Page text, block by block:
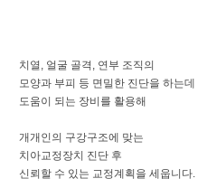
​​치열, 얼굴 골격, 연부 조직의
모양과 부피 등 면밀한 진단을 하는데
도움이 되는 장비를 활용해
개개인의 구강구조에 맞는
치아교정장치 진단 후
신뢰할 수 있는 교정계획을 세웁니다.